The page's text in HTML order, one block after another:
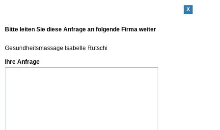
x
Bitte leiten Sie diese Anfrage an folgende Firma weiter
Gesundheitsmassage Isabelle Rutschi
Ihre Anfrage